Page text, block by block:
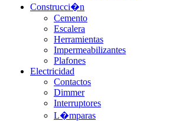
Construcci�n
Cemento
Escalera
Herramientas
Impermeabilizantes
Plafones
Electricidad
Contactos
Dimmer
Interruptores
L�mparas